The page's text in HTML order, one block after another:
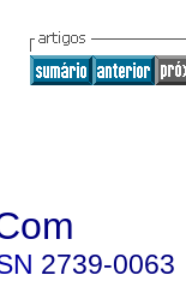
2739-0063